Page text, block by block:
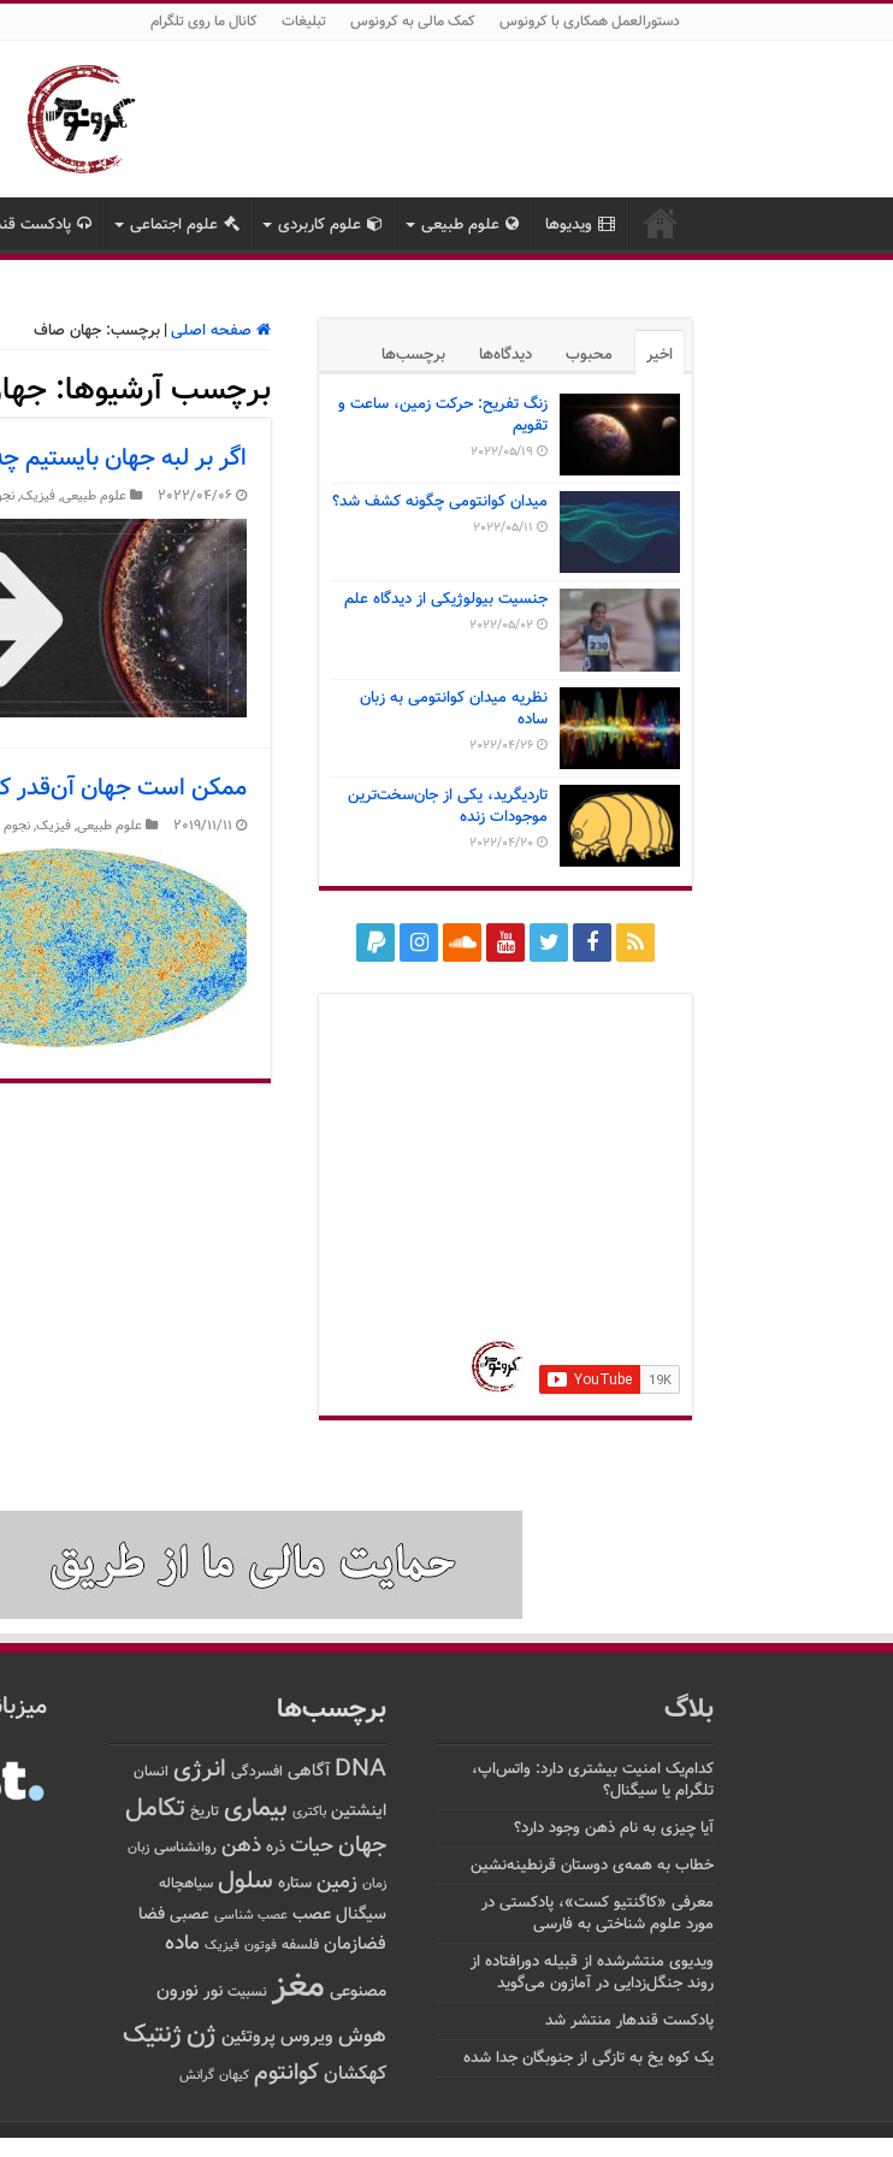
دستورالعمل همکاری با کرونوس کمک مالی به کرونوس تبلیغات کانال ما روی تلگرام
ویدیوها علوم طبیعی علوم کاربردی علوم اجتماعی پادکست
صفحه اصلی| برچسب: جهان صاف
برچسب آرشیوها:
اگر بر لبه جهان بایستیم
2022/04/06 علوم طبیعی,فیزیک,
ممکن است جهان آن‌قدر
2019/11/11 علوم طبیعی,فیزیک,نجوم
اخیر محبوب دیدگاه‌ها برچسب‌ها
زنگ تفریح: حرکت زمین، ساعت و
تقویم
2022/05/19
میدان کوانتومی چگونه کشف شد؟
2022/05/11
جنسیت بیولوژیکی از دیدگاه علم
2022/05/02
نظریه میدان کوانتومی به زبان
ساده
2022/04/26
تاردیگرید، یکی از جان‌سخت‌ترین
موجودات زنده
2022/04/20
بلاگ
کدام‌یک امنیت بیشتری دارد: واتس‌اپ،
تلگرام یا سیگنال؟
آیا چیزی به نام ذهن وجود دارد؟
خطاب به همه‌ی دوستان قرنطینه‌نشین
معرفی «کاگنتیو کست»، پادکستی در
مورد علوم شناختی به فارسی
ویدیوی منتشرشده از قبیله دورافتاده‌ از
روند جنگل‌زدایی در آمازون می‌گوید
پادکست قندهار منتشر شد
یک کوه یخ به تازگی از جنوبگان جدا شده
برچسب‌ها
DNA آگاهی افسردگی انرژی انسان
اینشتین باکتری بیماری تاریخ تکامل
جهانحیات ذره ذهن روانشناسی زبان
زمان زمین ستاره سلول سیاهچاله
سیگنالعصب عصب شناسی عصبی فضا
فضازمان فلسفه فوتون فیزیک ماده
مصنوعی مغز نسبیت نور نورون
هوش ویروس پروتئین ژنژنتیک
کهکشانکوانتوم کیهان گرانش